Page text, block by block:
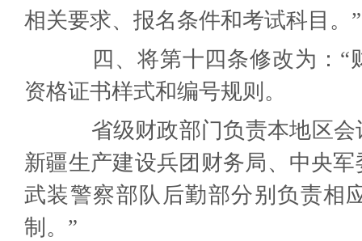
相关要求、报名条件和考试科目。”
四、将第十四条修改为：“
资格证书样式和编号规则。
省级财政部门负责本地区会
新疆生产建设兵团财务局、中央
武装警察部队后勤部分别负责相
制。”